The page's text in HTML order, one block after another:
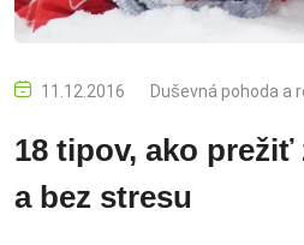
11.12.2016 Duševná pohoda a
18 tipov, ako
a bez stresu